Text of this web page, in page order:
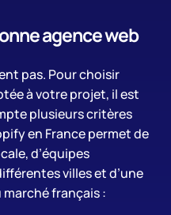
agence web
pas. Pour choisir
à votre projet, il est
plusieurs critères
en France permet de
d’équipes
villes et d’une
français :